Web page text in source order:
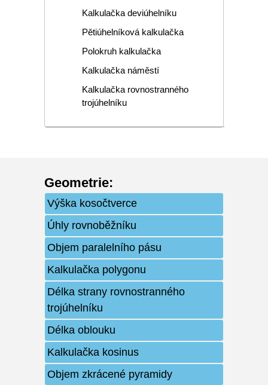
Kalkulačka deviúhelníku
Pětiúhelníková kalkulačka
Polokruh kalkulačka
Kalkulačka náměstí
Kalkulačka rovnostranného
trojúhelníku
Geometrie:
Výška kosočtverce
Úhly rovnoběžníku
Objem paralelního pásu
Kalkulačka polygonu
Délka strany rovnostranného
trojúhelníku
Délka oblouku
Kalkulačka kosinus
Objem zkrácené pyramidy